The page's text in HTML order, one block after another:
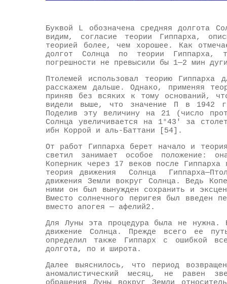
Буквой L обозначена средняя долгота
видим, согласие теории Гиппарха,
теорией более, чем хорошее. Как
долгот Солнца по теории Гиппарха,
погрешности не превысили бы 1—2 мин
Птолемей использовал теорию
расскажем дальше. Однако, применяя
приняв без всяких к тому оснований,
видели выше, что значение П в 1942
Поделив эту величину на 21 (число
Солнца увеличивается на 1°43' за
ибн Коррой и аль-Баттани [54].
От работ Гиппарха берет начало и
светил занимает особое положение:
Коперник через 17 веков после
теория движения Солнца
движения Земли вокруг Солнца. Ведь
ними он был вынужден сохранить и
Вместо солнечного перигея был введен
вместо апогея — афелий2.
Для Луны эта процедура была не нужна.
движение Солнца. Прежде всего ее
определил также Гиппарх с ошибкой
долгота, по и широта.
Далее выяснилось, что период
аномалистический месяц, не равен